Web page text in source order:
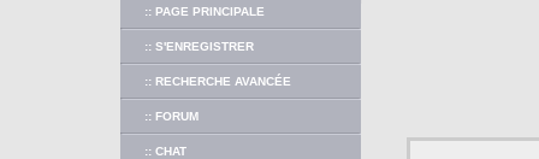
:: PAGE PRINCIPALE
:: S'ENREGISTRER
:: RECHERCHE AVANCÉE
:: FORUM
:: CHAT